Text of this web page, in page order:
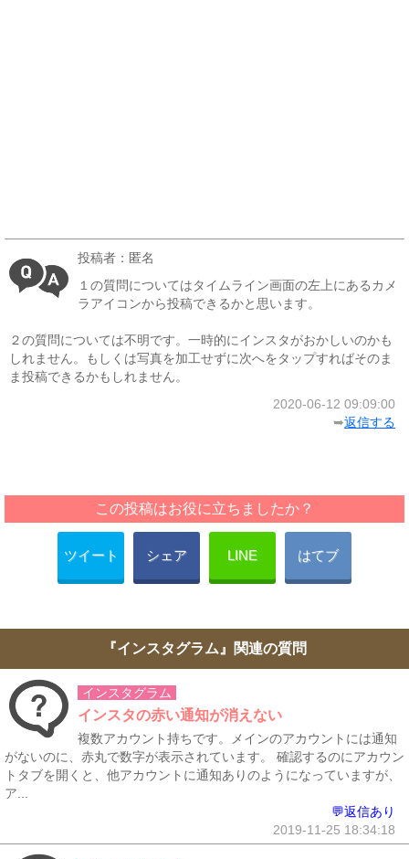
投稿者：匿名
１の質問についてはタイムライン画面の左上にあるカメ
ラアイコンから投稿できるかと思います。
２の質問については不明です。一時的にインスタがおかしいのかも
しれません。もしくは写真を加工せずに次へをタップすればそのま
ま投稿できるかもしれません。
2020-06-12 09:09:00
➥返信する
この投稿はお役に立ちましたか？
ツイート シェア LINE はてブ
『インスタグラム』関連の質問
インスタグラム
インスタの赤い通知が消えない
複数アカウント持ちです。メインのアカウントには通知
がないのに、赤丸で数字が表示されています。 確認するのにアカウン
トタブを開くと、他アカウントに通知ありのようになっていますが、
ア...
💬返信あり
2019-11-25 18:34:18